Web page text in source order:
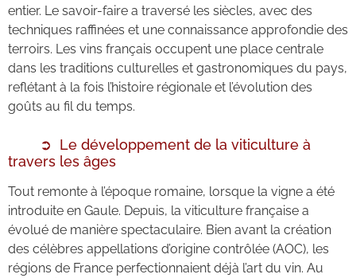
entier. Le savoir-faire a traversé les siècles, avec des
techniques raffinées et une connaissance approfondie des
terroirs. Les vins français occupent une place centrale
dans les traditions culturelles et gastronomiques du pays,
reflétant à la fois l’histoire régionale et l’évolution des
goûts au fil du temps.
Le développement de la viticulture à
travers les âges
Tout remonte à l’époque romaine, lorsque la vigne a été
introduite en Gaule. Depuis, la viticulture française a
évolué de manière spectaculaire. Bien avant la création
des célèbres appellations d’origine contrôlée (AOC), les
régions de France perfectionnaient déjà l’art du vin. Au